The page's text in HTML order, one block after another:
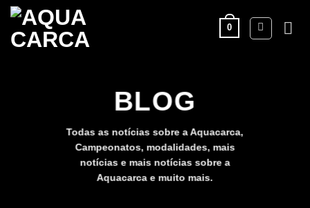
Skip
content
0
BLOG
Todas as notícias sobre a Aquacarca,
Campeonatos, modalidades, mais
notícias e mais notícias sobre a
Aquacarca e muito mais.